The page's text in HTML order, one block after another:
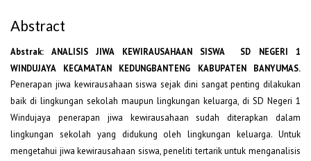
Abstract
Abstrak: ANALISIS JIWA KEWIRAUSAHAAN SISWA SD NEGERI 1
WINDUJAYA KECAMATAN KEDUNGBANTENG KABUPATEN BANYUMAS.
Penerapan jiwa kewirausahaan siswa sejak dini sangat penting dilakukan
baik di lingkungan sekolah maupun lingkungan keluarga, di SD Negeri 1
Windujaya penerapan jiwa kewirausahaan sudah diterapkan dalam
lingkungan sekolah yang didukung oleh lingkungan keluarga. Untuk
mengetahui jiwa kewirausahaan siswa, peneliti tertarik untuk menganalisis